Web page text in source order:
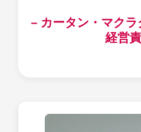
— カータン・マク
経営